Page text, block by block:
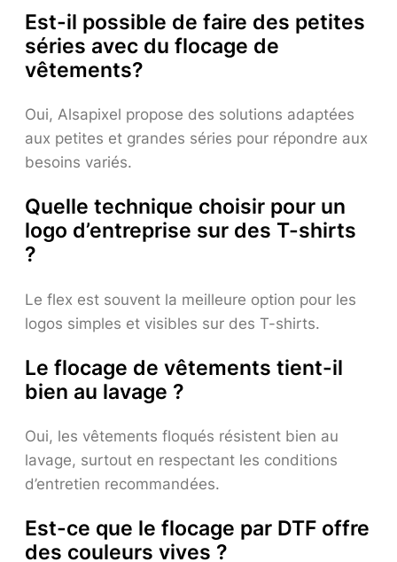
Est-il possible de faire des petites
séries avec du flocage de
vêtements?
Oui, Alsapixel propose des solutions adaptées
aux petites et grandes séries pour répondre aux
besoins variés.
Quelle technique choisir pour un
logo d’entreprise sur des T-shirts
?
Le flex est souvent la meilleure option pour les
logos simples et visibles sur des T-shirts.
Le flocage de vêtements tient-il
bien au lavage ?
Oui, les vêtements floqués résistent bien au
lavage, surtout en respectant les conditions
d’entretien recommandées.
Est-ce que le flocage par DTF offre
des couleurs vives ?